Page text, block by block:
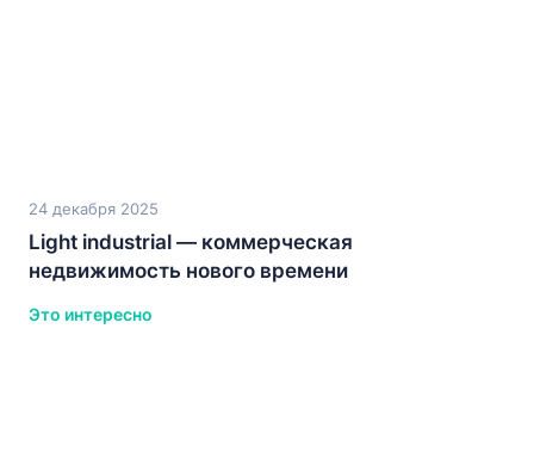
24 декабря 2025
Light industrial — коммерческая
недвижимость нового времени
Это интересно